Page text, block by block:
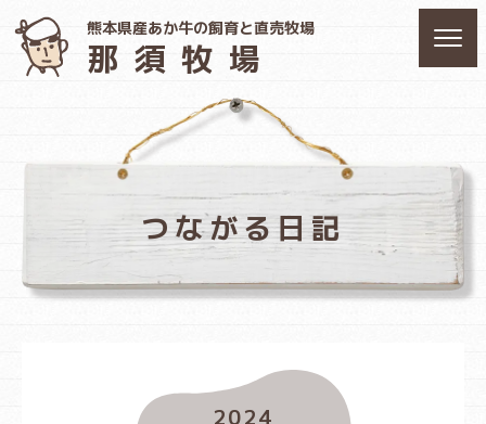
熊本県産あか牛の飼育と直売牧場
那須牧場
つながる日記
2024